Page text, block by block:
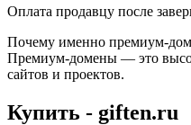
Оплата продавцу после
Почему именно премиум-
Премиум-домены — это
сайтов и проектов.
Купить - giften.ru